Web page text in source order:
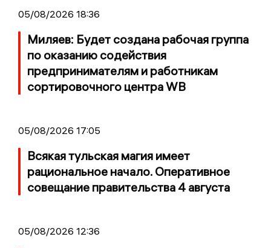
05/08/2026 18:36
Миляев: Будет создана рабочая группа
по оказанию содействия
предпринимателям и работникам
сортировочного центра WB
05/08/2026 17:05
Всякая тульская магия имеет
рациональное начало. Оперативное
совещание правительства 4 августа
05/08/2026 12:36